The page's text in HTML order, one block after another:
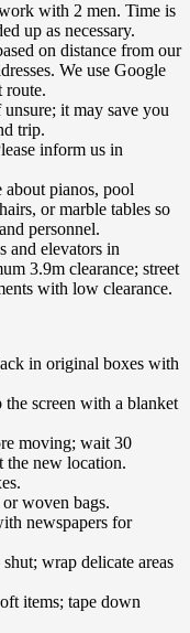
with 2 men. Time is
up as necessary.
on distance from our
We use Google
route.
it may save you
trip.
inform us in
pianos, pool
or marble tables so
personnel.
and elevators in
3.9m clearance; street
with low clearance.
in original boxes with
screen with a blanket
moving; wait 30
the new location.
woven bags.
newspapers for
wrap delicate areas
items; tape down